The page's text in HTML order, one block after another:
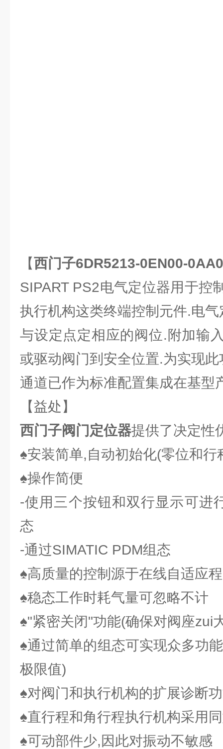
【西门子6DR5213-0EN00-
SIPART PS2电气定位器用于控
执行机构这类终端控制元件.电
与设定点定相应的阀位.附加输
或驱动阀门到安全位置.为实现
通道已作为标准配置集成在基型
【益处】
西门子阀门定位器提供了决定性
♠安装简单,自动初始化(零位和行
♠操作简便
-使用三个按钮和双行显示可进
态
-通过SIMATIC PDM组态
♠高质量的控制源于在线自适应
♠稳态工作时耗气量可忽略不计
♠"紧密关闭"功能(确保对阀座zui
♠通过简单的组态可实现众多功
极限值)
♠对阀门和执行机构的扩展诊断
♠直行程和角行程执行机构采用
♠可动部件少,因此对振动不敏感